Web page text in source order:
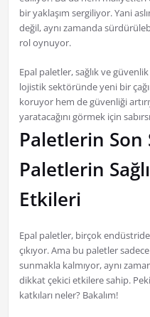
bir yaklaşım sergiliyor. Yani
değil, aynı zamanda
rol oynuyor.
Epal paletler, sağlık ve
lojistik sektöründe yeni bir
koruyor hem de güvenliği
yaratacağını görmek için
Paletlerin Son
Paletlerin
Etkileri
Epal paletler, birçok
çıkıyor. Ama bu paletler
sunmakla kalmıyor, aynı
dikkat çekici etkilere sahip.
katkıları neler? Bakalım!